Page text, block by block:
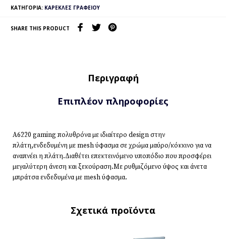
ΚΑΤΗΓΟΡΊΑ: ΚΑΡΈΚΛΕΣ ΓΡΑΦΕΊΟΥ
SHARE THIS PRODUCT
Περιγραφή
Επιπλέον πληροφορίες
A6220 gaming πολυθρόνα με ιδιαίτερο design στην
πλάτη,ενδεδυμένη με mesh ύφασμα σε χρώμα μαύρο/κόκκινο για να
αναπνέει η πλάτη.Διαθέτει επεκτεινόμενο υποπόδιο που προσφέρει
μεγαλύτερη άνεση και ξεκούραση.Με ρυθμιζόμενο ύψος και άνετα
μπράτσα ενδεδυμένα με mesh ύφασμα.
Σχετικά προϊόντα